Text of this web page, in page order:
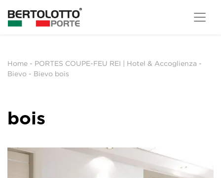
Home - PORTES COUPE-FEU REI | Hotel & Accoglienza -
Bievo - Bievo bois
bois